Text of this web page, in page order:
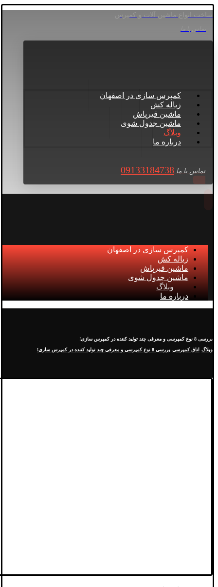
ساخت انواع ماشین آلات و کمپرس
کمپرس سازی در اصفهان
زباله کش
ماشین قیرپاش
ماشین جدول شوی
وبلاگ
درباره ما
تماس با ما 09133184738
کمپرس سازی در اصفهان
زباله کش
ماشین قیرپاش
ماشین جدول شوی
وبلاگ
درباره ما
بررسی 8 نوع کمپرسی و معرفی چند تولید کننده در کمپرس سازی!
وبلاگ اتاق کمپرسی بررسی 8 نوع کمپرسی و معرفی چند تولید کننده در کمپرس سازی!